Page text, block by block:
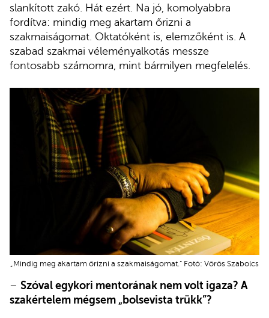
slankított zakó. Hát ezért. Na jó, komolyabbra
fordítva: mindig meg akartam őrizni a
szakmaiságomat. Oktatóként is, elemzőként is. A
szabad szakmai véleményalkotás messze
fontosabb számomra, mint bármilyen megfelelés.
„Mindig meg akartam őrizni a szakmaiságomat.” Fotó: Vörös Szabolcs
– Szóval egykori mentorának nem volt igaza? A
szakértelem mégsem „bolsevista trükk”?